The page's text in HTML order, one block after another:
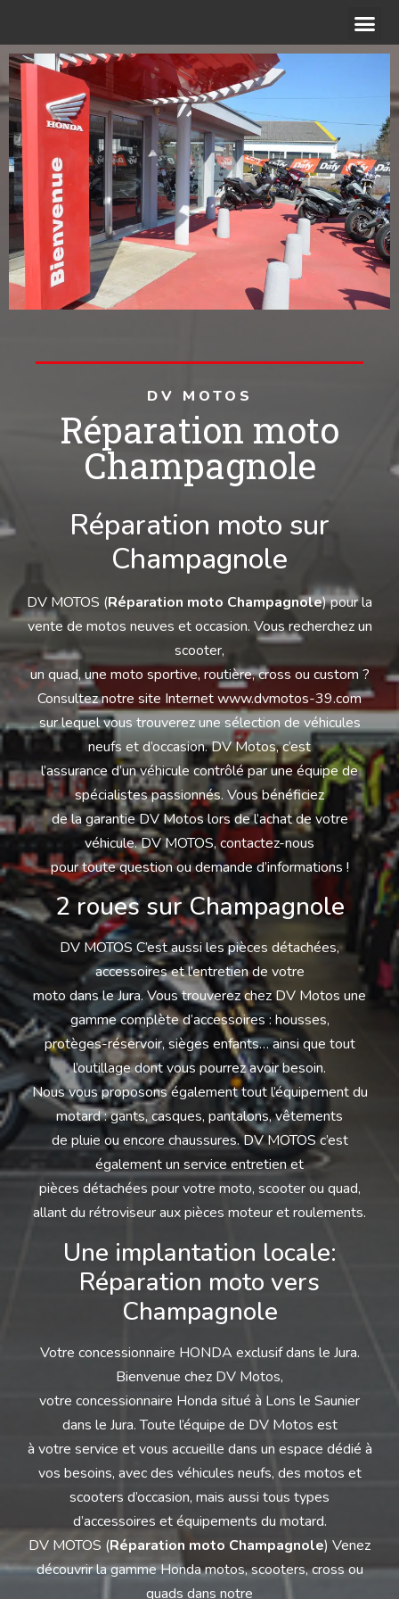
DV MOTOS
Réparation moto
Champagnole
Réparation moto sur
Champagnole
DV MOTOS (Réparation moto Champagnole) pour la
vente de motos neuves et occasion. Vous recherchez un
scooter,
un quad, une moto sportive, routière, cross ou custom ?
Consultez notre site Internet www.dvmotos-39.com
sur lequel vous trouverez une sélection de véhicules
neufs et d’occasion. DV Motos, c’est
l’assurance d’un véhicule contrôlé par une équipe de
spécialistes passionnés. Vous bénéficiez
de la garantie DV Motos lors de l’achat de votre
véhicule. DV MOTOS, contactez-nous
pour toute question ou demande d’informations !
2 roues sur Champagnole
DV MOTOS C’est aussi les pièces détachées,
accessoires et l’entretien de votre
moto dans le Jura. Vous trouverez chez DV Motos une
gamme complète d’accessoires : housses,
protèges-réservoir, sièges enfants… ainsi que tout
l’outillage dont vous pourrez avoir besoin.
Nous vous proposons également tout l’équipement du
motard : gants, casques, pantalons, vêtements
de pluie ou encore chaussures. DV MOTOS c’est
également un service entretien et
pièces détachées pour votre moto, scooter ou quad,
allant du rétroviseur aux pièces moteur et roulements.
Une implantation locale:
Réparation moto vers
Champagnole
Votre concessionnaire HONDA exclusif dans le Jura.
Bienvenue chez DV Motos,
votre concessionnaire Honda situé à Lons le Saunier
dans le Jura. Toute l’équipe de DV Motos est
à votre service et vous accueille dans un espace dédié à
vos besoins, avec des véhicules neufs, des motos et
scooters d’occasion, mais aussi tous types
d’accessoires et équipements du motard.
DV MOTOS (Réparation moto Champagnole) Venez
découvrir la gamme Honda motos, scooters, cross ou
quads dans notre